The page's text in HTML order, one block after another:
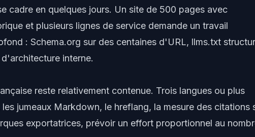
cadre en quelques jours. Un site de 500 pages avec
et plusieurs lignes de service demande un travail
: Schema.org sur des centaines d'URL, llms.txt
interne.
reste relativement contenue. Trois langues ou plus
jumeaux Markdown, le hreflang, la mesure des citations
exportatrices, prévoir un effort proportionnel au